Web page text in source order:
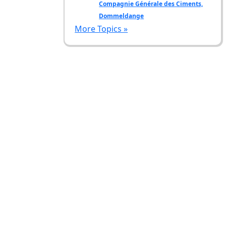
Compagnie Générale des Ciments,
Dommeldange
More Topics »